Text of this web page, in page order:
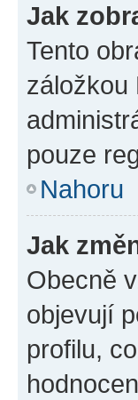
Jak
Tento
záložkou
pouze
Nahoru
Jak
Obecně
objevují
profilu,